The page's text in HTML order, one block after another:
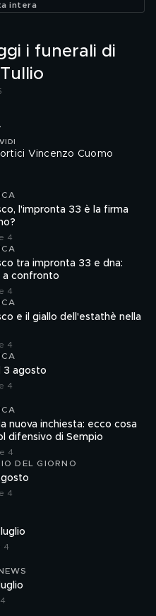
intera
i funerali di
Vincenzo Cuomo
l'impronta 33 è la firma
4
tra impronta 33 e dna:
a confronto
4
e il giallo dell'estathè nella
4
3 agosto
4
nuova inchiesta: ecco cosa
difensivo di Sempio
4
DEL GIORNO
4
4